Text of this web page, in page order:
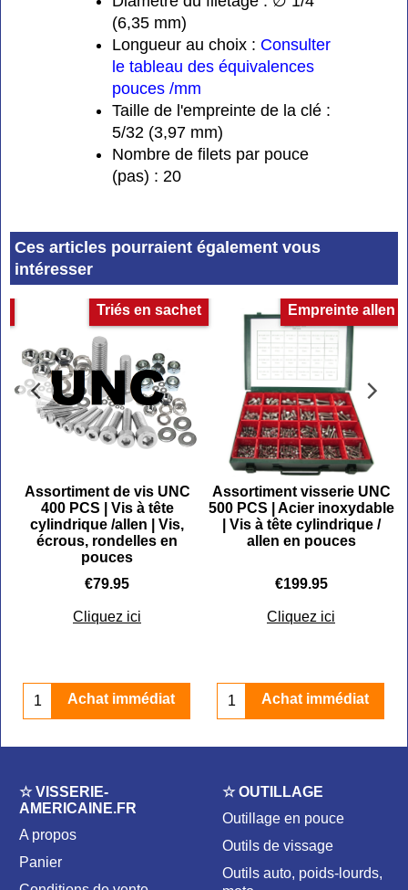
(6,35 mm)
Longueur au choix : Consulter
le tableau des équivalences
pouces /mm
Taille de l'empreinte de la clé :
5/32 (3,97 mm)
Nombre de filets par pouce
(pas) : 20
Ces articles pourraient également vous
intéresser
Triés en sachet
Assortiment de vis UNC
400 PCS | Vis à tête
cylindrique /allen | Vis,
écrous, rondelles en
pouces
€79.95
Cliquez ici
Achat immédiat
Empreinte allen
Assortiment visserie UNC
500 PCS | Acier inoxydable
| Vis à tête cylindrique /
allen en pouces
€199.95
Cliquez ici
Achat immédiat
☆ VISSERIE-
AMERICAINE.FR
A propos
Panier
☆ OUTILLAGE
Outillage en pouce
Outils de vissage
Outils auto, poids-lourds,